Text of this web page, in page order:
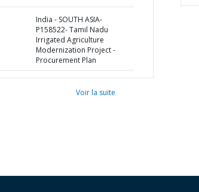
India - SOUTH ASIA-
P158522- Tamil Nadu
Irrigated Agriculture
Modernization Project -
Procurement Plan
Voir la suite